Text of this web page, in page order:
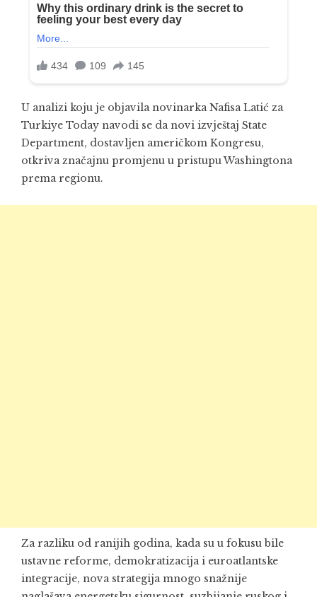
U analizi koju je objavila novinarka Nafisa Latić za
Turkiye Today navodi se da novi izvještaj State
Department, dostavljen američkom Kongresu,
otkriva značajnu promjenu u pristupu Washingtona
prema regionu.
Za razliku od ranijih godina, kada su u fokusu bile
ustavne reforme, demokratizacija i euroatlantske
integracije, nova strategija mnogo snažnije